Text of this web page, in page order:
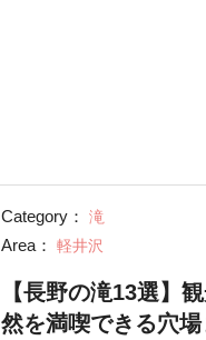
Category： 滝
Area： 軽井沢
【長野の滝13選】
然を満喫できる穴